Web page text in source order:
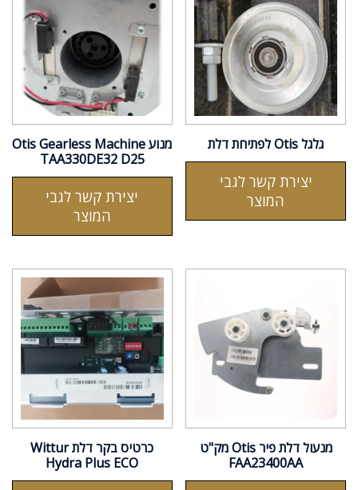
גלגל Otis לפתיחת דלת
יצירת קשר לגבי
המוצר
מנוע Otis Gearless Machine
TAA330DE32 D25
יצירת קשר לגבי
המוצר
מנעול דלת פיר Otis מק"ט
FAA23400AA
כרטיס בקר דלת Wittur
Hydra Plus ECO